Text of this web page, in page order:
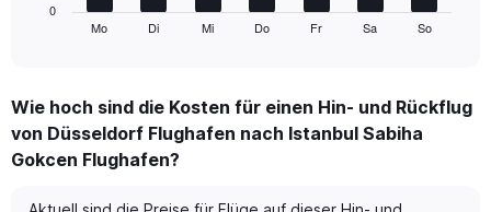
Range:
7
categories.
Mo Di Mi Do Fr Sa So
0
Wie hoch sind die Kosten für einen Hin- und Rückflug
von Düsseldorf Flughafen nach Istanbul Sabiha
Gokcen Flughafen?